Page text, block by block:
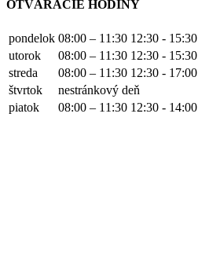
OTVÁRACIE HODINY
pondelok 08:00 – 11:30 12:30 - 15:30
utorok
08:00 – 11:30 12:30 - 15:30
streda
08:00 – 11:30 12:30 - 17:00
štvrtok
nestránkový deň
piatok
08:00 – 11:30 12:30 - 14:00